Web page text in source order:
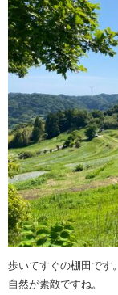
歩いてすぐの棚田です。
自然が素敵ですね。